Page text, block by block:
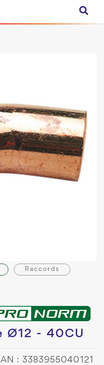
Raccords
Ø12 - 40CU
: 3383955040121